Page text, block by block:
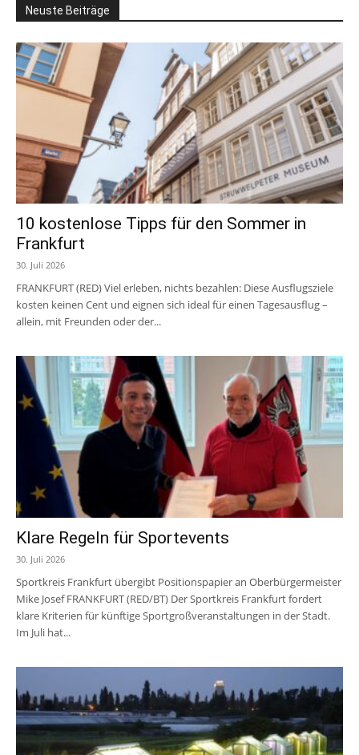
Neuste Beiträge
10 kostenlose Tipps für den Sommer in
Frankfurt
30. Juli 2026
FRANKFURT (RED) Viel erleben, nichts bezahlen: Diese Ausflugsziele
kosten keinen Cent und eignen sich ideal für einen Tagesausflug –
allein, mit Freunden oder der...
Klare Regeln für Sportevents
30. Juli 2026
Sportkreis Frankfurt übergibt Positionspapier an Oberbürgermeister
Mike Josef FRANKFURT (RED/BT) Der Sportkreis Frankfurt fordert
klare Kriterien für künftige Sportgroßveranstaltungen in der Stadt.
Im Juli hat...